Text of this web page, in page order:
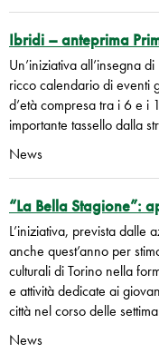
Ibridi – anteprima
Un’iniziativa all’insegna
ricco calendario di eventi
d’età compresa tra i 6 e i
importante tassello dalla
News
“La Bella Stagione”:
L’iniziativa, prevista dalle
anche quest’anno per
culturali di Torino nella
e attività dedicate ai
città nel corso delle
News